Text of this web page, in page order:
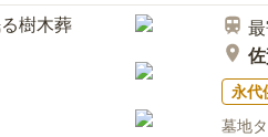
最
永代
墓地